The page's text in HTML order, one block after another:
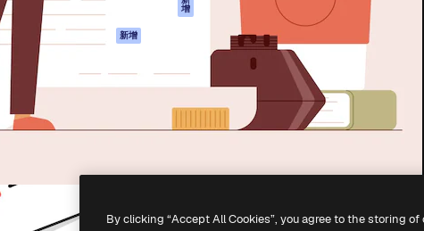
Claude/ChatGPT
增
AI助手 新增
流動應用程式
信任中心
聯盟夥伴
Slidesgo
出售內容
magnific.ai
By clicking “Accept All Cookies”, you agree to the storing